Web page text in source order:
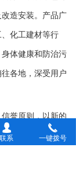
造安装。产品广
化工建材等行
体健康和防治污
各地，深受用户
誉原则，以新的
环境工程、环保设
넙
联系
끅
一键拨号